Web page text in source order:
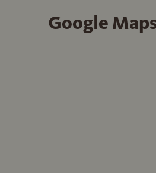
Google